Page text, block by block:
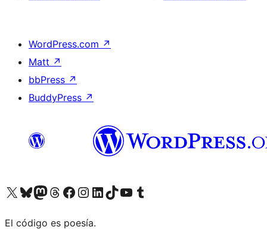
WordPress.com ↗
Matt ↗
bbPress ↗
BuddyPress ↗
Visita nuestra cuenta de X (anteriormente Twitter)
Visita nuestra cuenta de Bluesky
Visita nuestra cuenta de Mastodon
Visita nuestra cuenta de Threads
Visita nuestra página de Facebook
Visita nuestra cuenta de Instagram
Visita nuestra cuenta de LinkedIn
Visita nuestra cuenta de TikTok
Visita nuestro canal de YouTube
Visita nuestra cuenta de Tumblr
El código es poesía.